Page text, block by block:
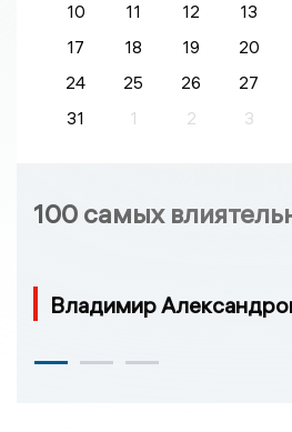
10
11 12 13
17
18 19 20
24
25 26 27
31
1 2 3
100 самых
Владимир